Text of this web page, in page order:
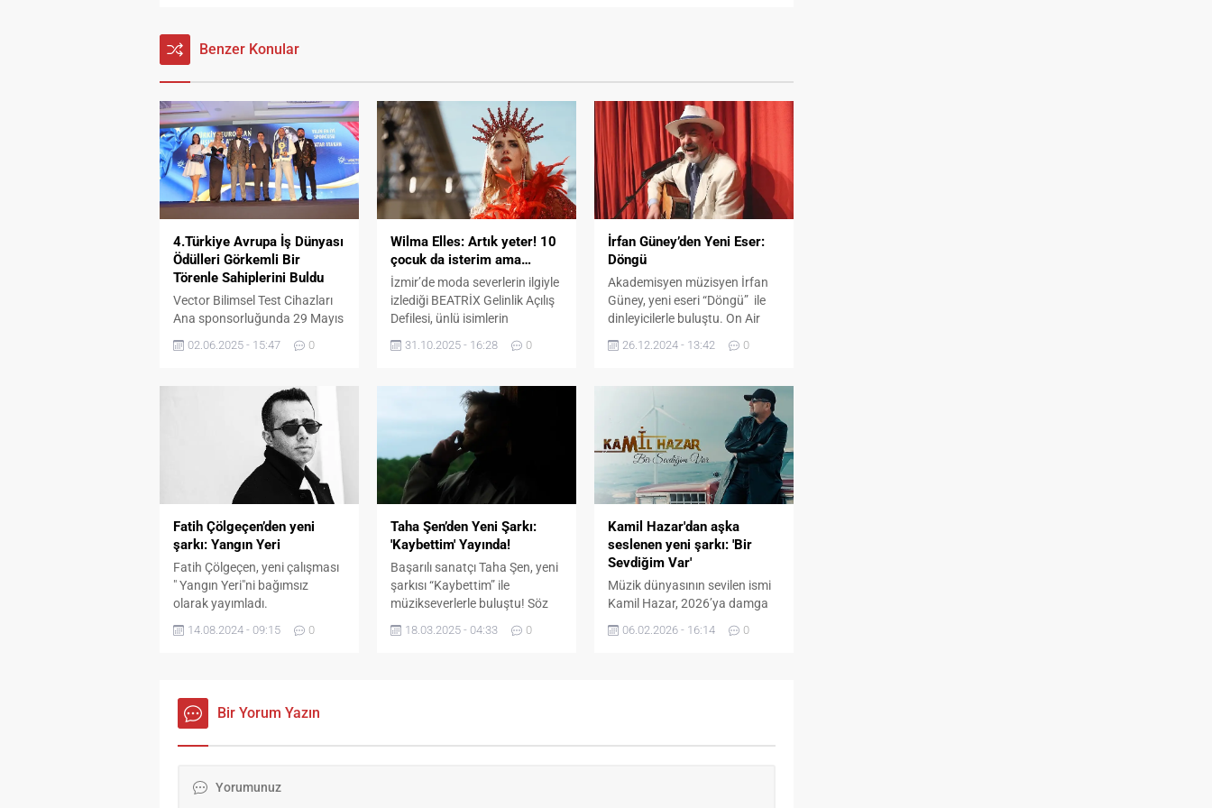
Benzer Konular
4.Türkiye Avrupa İş Dünyası
Ödülleri Görkemli Bir
Törenle Sahiplerini Buldu
Vector Bilimsel Test Cihazları
Ana sponsorluğunda 29 Mayıs
2025’te İstanbul’da
düzenlenen 4. Türkiye Avrupa
dünyasının önde gelen
isimlerini bir araya getiren
görkemli bir törenle sahiplerini
buldu. Etkinlik, İstanbul’un
Fethi’nin 572. yılına özel olarak
hazırlanan sahne gösterileriyle
taçlandırıldı. Tören, BHS
Group Medya Atakan TAŞUR &
Koray BOZAT...
02.06.2025 - 15:47 0
Wilma Elles: Artık yeter! 10
çocuk da isterim ama…
İzmir’de moda severlerin ilgiyle
izlediği BEATRİX Gelinlik Açılış
Defilesi, ünlü isimlerin
katılımıyla renkli görüntülere
sahne oldu. Mustafa ve Zehra
Behrem Turan Ajans
organizasyonuyla gerçekleşen
etkinlikte podyuma çıkan
isimler arasında Wilma Elles ve
Ece Gürsel de vardı. Yaklaşık
bir ay önce dördüncü
çocuğunu dünyaya getiren
Wilma Elles,...
31.10.2025 - 16:28 0
İrfan Güney’den Yeni Eser:
Döngü
Akademisyen müzisyen İrfan
Güney, yeni eseri “Döngü” ile
dinleyicilerle buluştu. On Air
Music Co. markasıyla
yayımlanan eserin bestesi
düzenlemesi müzik dünyasının
duayen ismi Turhan
Yükseler tarafından yapıldı.
Kapak tasarımında
ise Sudenaz Öner’in imzası var.
Öner, Acıbadem Üniversitesi
Mühendislik ve Doğa Bilimleri
Fakültesi öğrencisi olarak
yeteneğini bu çalışmayla bir
kez daha ortaya...
26.12.2024 - 13:42 0
Fatih Çölgeçen’den yeni
şarkı: Yangın Yeri
Fatih Çölgeçen, yeni çalışması
" Yangın Yeri"ni bağımsız
olarak yayımladı.
14.08.2024 - 09:15 0
Taha Şen’den Yeni Şarkı:
'Kaybettim' Yayında!
Başarılı sanatçı Taha Şen, yeni
şarkısı “Kaybettim” ile
müzikseverlerle buluştu! Söz
ve müziği kendisine ait olan
şarkının aranjesini Can Tosun,
çekiyor. Dinleyicilerine samimi
18.03.2025 - 04:33 0
Kamil Hazar'dan aşka
seslenen yeni şarkı: 'Bir
Sevdiğim Var'
Müzik dünyasının sevilen ismi
Kamil Hazar, 2026’ya damga
vurmaya hazırlanan yeni
şarkısı “Bir Sevdiğim Var” ile
Kamil Hazar’a ait olan “Bir
06.02.2026 - 16:14 0
Bir Yorum Yazın